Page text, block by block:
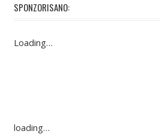
SPONZORISANO:
Loading…
loading…